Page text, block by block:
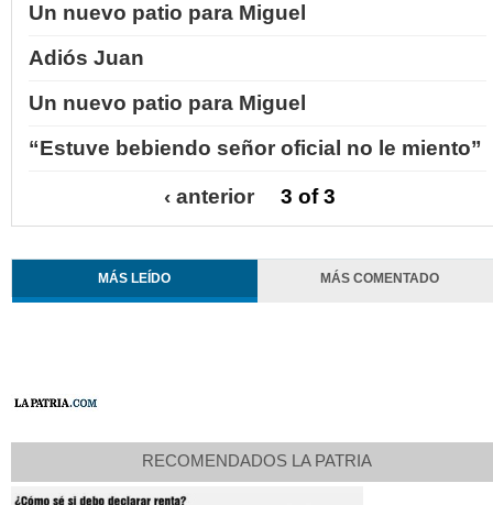
Un nuevo patio para Miguel
Adiós Juan
Un nuevo patio para Miguel
“Estuve bebiendo señor oficial no le miento”
‹ anterior 3 of 3
MÁS LEÍDO MÁS COMENTADO
RECOMENDADOS LA PATRIA